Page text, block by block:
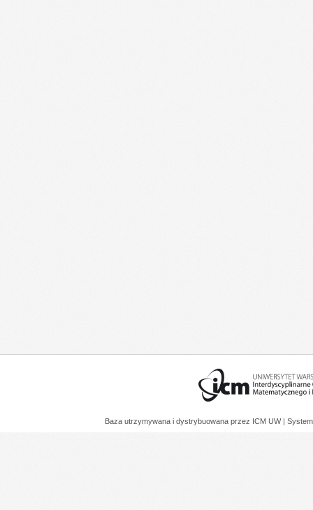
Baza utrzymywana i dystrybuowana przez ICM UW |